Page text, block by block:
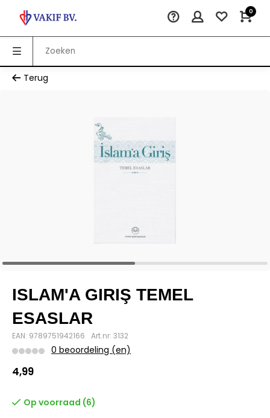
0
Terug
ISLAM'A GIRIŞ TEMEL
ESASLAR
EAN: 9789751942166 Art.nr: 3132
0 beoordeling (en)
4,99
Op voorraad (6)